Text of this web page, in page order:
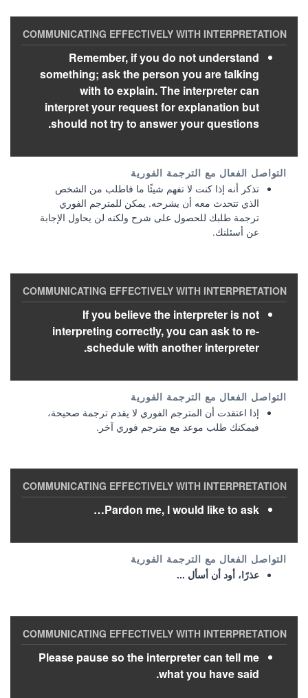
Remember, if you do not understand
something; ask the person you are talking
with to explain. The interpreter can
interpret your request for explanation but
should not try to answer your questions.
تذكر أنه إذا كنت لا تفهم شيئًا ما فاطلب من الشخص
الذي تتحدث معه أن يشرحه. يمكن للمترجم الفوري
ترجمة طلبك للحصول على شرح ولكنه لن يحاول الإجابة
عن أسئلتك.
If you believe the interpreter is not
interpreting correctly, you can ask to re-
schedule with another interpreter.
إذا اعتقدت أن المترجم الفوري لا يقدم ترجمة صحيحة،
فيمكنك طلب موعد مع مترجم فوري آخر.
Pardon me, I would like to ask…
عذرًا، أود أن أسأل ...
Please pause so the interpreter can tell me
what you have said.